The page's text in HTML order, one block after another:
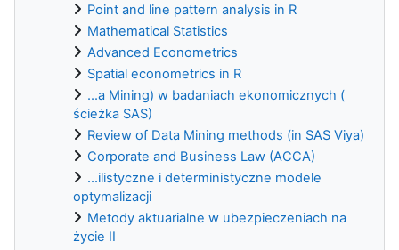
Point and line pattern analysis in R
Mathematical Statistics
Advanced Econometrics
Spatial econometrics in R
...a Mining) w badaniach ekonomicznych (
ścieżka SAS)
Review of Data Mining methods (in SAS Viya)
Corporate and Business Law (ACCA)
...ilistyczne i deterministyczne modele
optymalizacji
Metody aktuarialne w ubezpieczeniach na
życie II